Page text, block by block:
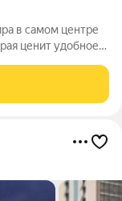
в самом центре
ценит удобное
квартиры: